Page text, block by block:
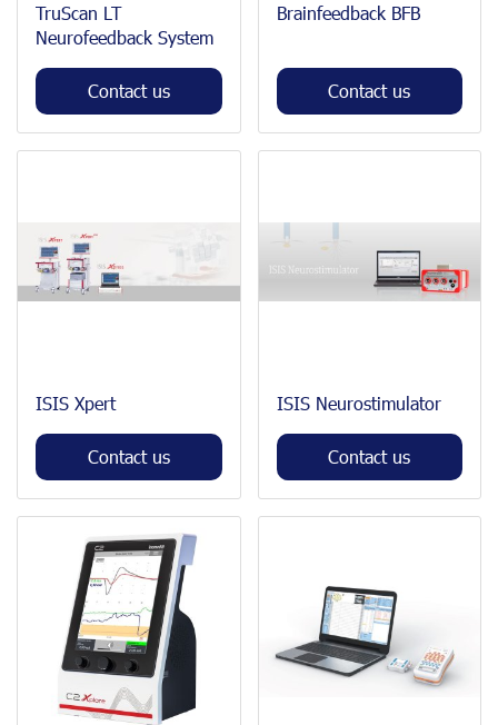
TruScan LT
Neurofeedback System
Contact us
Brainfeedback BFB
Contact us
ISIS Xpert
Contact us
ISIS Neurostimulator
Contact us